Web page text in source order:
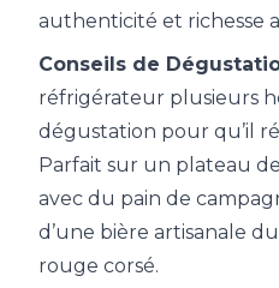
authenticité et richesse
Conseils de
réfrigérateur plusieurs
dégustation pour qu’il
Parfait sur un plateau
avec du pain de
d’une bière artisanale
rouge corsé.